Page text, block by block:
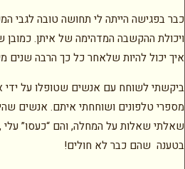
כבר בפגישה הייתה לי תחושה טובה לגבי
ויכולת ההקשבה המדהימה של איתן. כמובן
איך יכול להיות שלאחר כל כך הרבה שנים
ביקשתי לשוחח עם אנשים שטופלו על ידי
מספרי טלפונים ושוחחתי איתם. אנשים
שאלתי שאלות על המחלה, והם “כעסו”
בטענה שהם כבר לא חולים!